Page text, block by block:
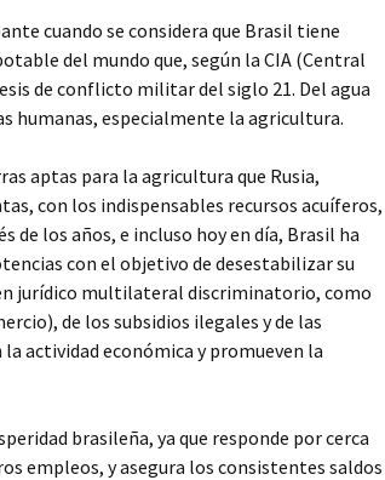
cuando se considera que Brasil tiene
del mundo que, según la CIA (Central
de conflicto militar del siglo 21. Del agua
humanas, especialmente la agricultura.
aptas para la agricultura que Rusia,
con los indispensables recursos acuíferos,
de los años, e incluso hoy en día, Brasil ha
con el objetivo de desestabilizar su
jurídico multilateral discriminatorio, como
de los subsidios ilegales y de las
actividad económica y promueven la
brasileña, ya que responde por cerca
empleos, y asegura los consistentes saldos